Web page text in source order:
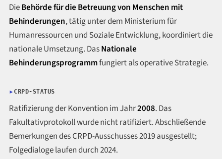
DieBehörde für die Betreuung von Menschen mit
Behinderungen, tätig unter dem Ministerium für
Humanressourcen und Soziale Entwicklung, koordiniert die
nationale Umsetzung. DasNationale
Behinderungsprogrammfungiert als operative Strategie.
CRPD-STATUS
Ratifizierung der Konvention im Jahr2008. Das
Fakultativprotokoll wurde nicht ratifiziert. Abschließende
Bemerkungen des CRPD-Ausschusses 2019 ausgestellt;
Folgedialoge laufen durch 2024.